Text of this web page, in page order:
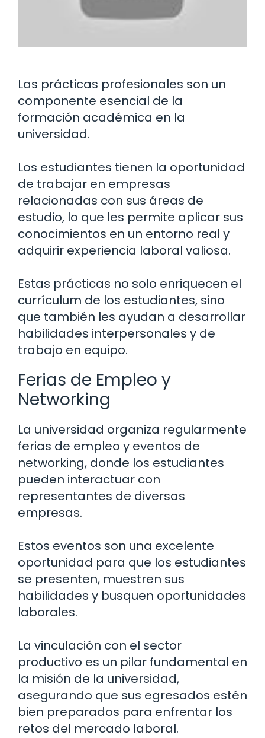
Las prácticas profesionales son un
componente esencial de la
formación académica en la
universidad.
Los estudiantes tienen la oportunidad
de trabajar en empresas
relacionadas con sus áreas de
estudio, lo que les permite aplicar sus
conocimientos en un entorno real y
adquirir experiencia laboral valiosa.
Estas prácticas no solo enriquecen el
currículum de los estudiantes, sino
que también les ayudan a desarrollar
habilidades interpersonales y de
trabajo en equipo.
Ferias de Empleo y
Networking
La universidad organiza regularmente
ferias de empleo y eventos de
networking, donde los estudiantes
pueden interactuar con
representantes de diversas
empresas.
Estos eventos son una excelente
oportunidad para que los estudiantes
se presenten, muestren sus
habilidades y busquen oportunidades
laborales.
La vinculación con el sector
productivo es un pilar fundamental en
la misión de la universidad,
asegurando que sus egresados estén
bien preparados para enfrentar los
retos del mercado laboral.